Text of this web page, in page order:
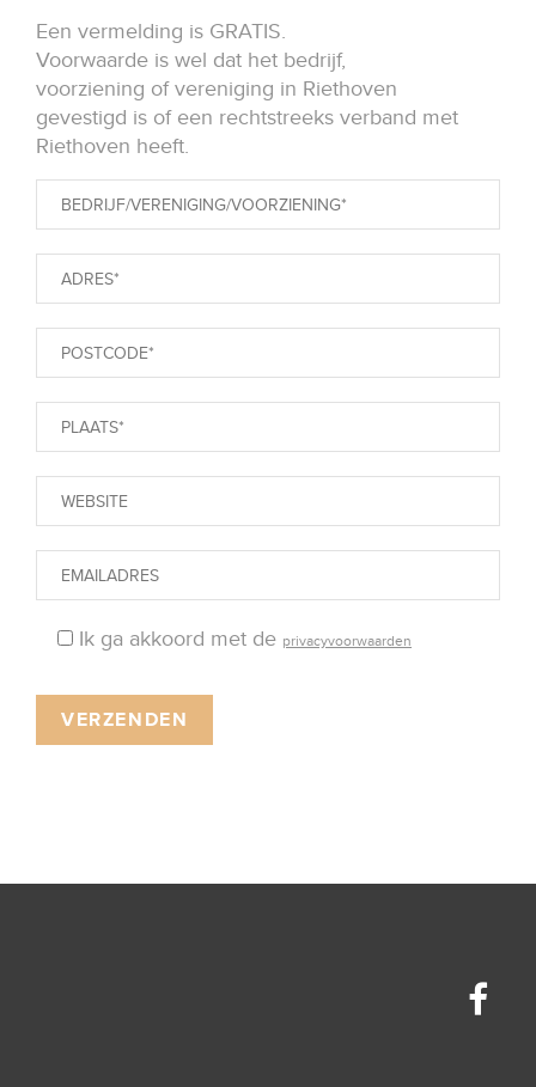
Een vermelding is GRATIS.
Voorwaarde is wel dat het bedrijf,
voorziening of vereniging in Riethoven
gevestigd is of een rechtstreeks verband met
Riethoven heeft.
Ik ga akkoord met de privacyvoorwaarden